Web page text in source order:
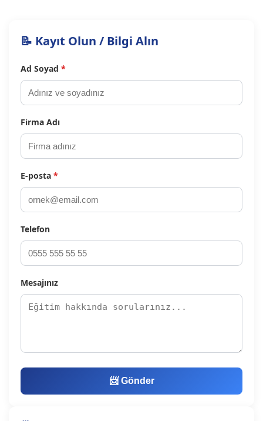
📝 Kayıt Olun / Bilgi Alın
Ad Soyad *
Firma Adı
E-posta *
Telefon
Mesajınız
📨 Gönder